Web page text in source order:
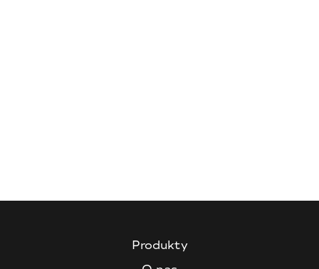
Produkty